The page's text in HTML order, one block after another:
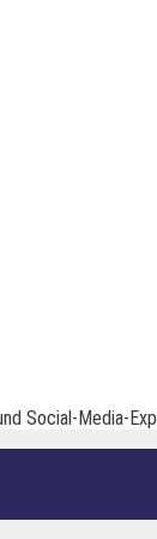
Social-Media-